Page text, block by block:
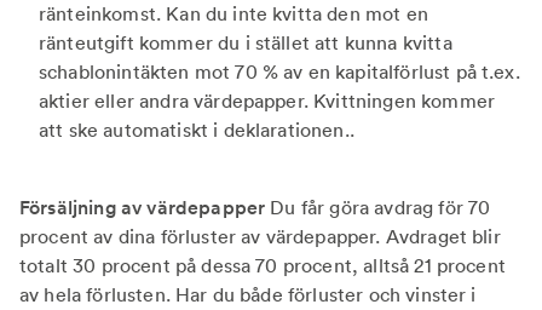
ränteinkomst. Kan du inte kvitta den mot en
ränteutgift kommer du i stället att kunna kvitta
schablonintäkten mot 70 % av en kapitalförlust på t.ex.
aktier eller andra värdepapper. Kvittningen kommer
att ske automatiskt i deklarationen..
Försäljning av värdepapper Du får göra avdrag för 70
procent av dina förluster av värdepapper. Avdraget blir
totalt 30 procent på dessa 70 procent, alltså 21 procent
av hela förlusten. Har du både förluster och vinster i